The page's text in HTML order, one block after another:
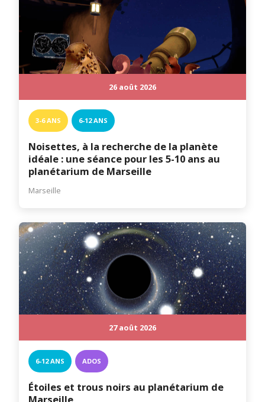
26 août 2026
3-6 ANS 6-12 ANS
Noisettes, à la recherche de la planète
idéale : une séance pour les 5-10 ans au
planétarium de Marseille
Marseille
27 août 2026
6-12 ANS ADOS
Étoiles et trous noirs au planétarium de